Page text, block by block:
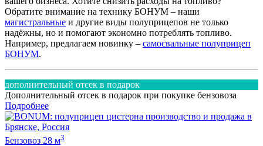
Обратите внимание на технику БОНУМ – наши
магистральные и другие виды полуприцепов не только
надёжны, но и помогают экономно потреблять топливо.
Например, предлагаем новинку – самосвальные полуприцеп
БОНУМ.
дополнительный отсек в подарок
Дополнительный отсек в подарок при покупке бензовоза
Подробнее
Бензовоз 28 м3